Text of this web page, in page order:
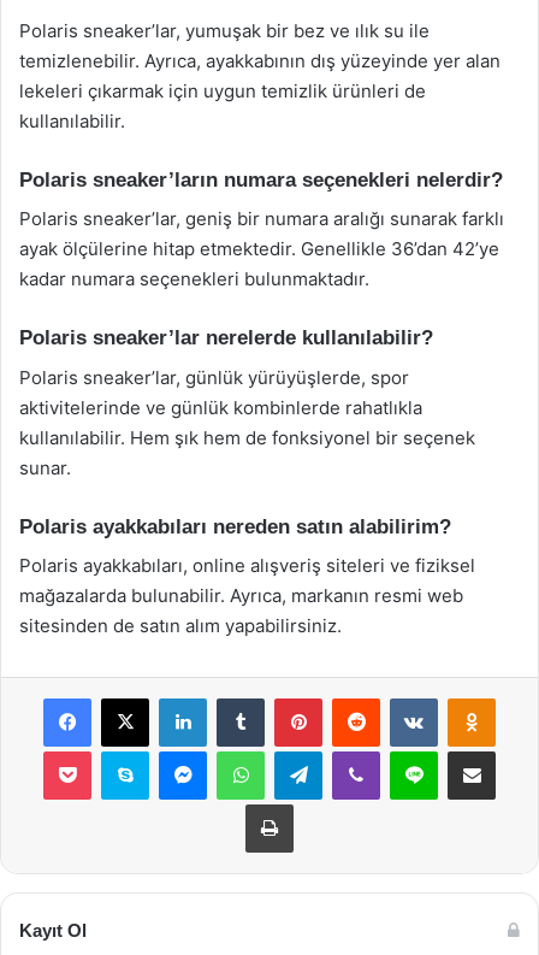
Polaris sneaker’lar, yumuşak bir bez ve ılık su ile
temizlenebilir. Ayrıca, ayakkabının dış yüzeyinde yer alan
lekeleri çıkarmak için uygun temizlik ürünleri de
kullanılabilir.
Polaris sneaker’ların numara seçenekleri nelerdir?
Polaris sneaker’lar, geniş bir numara aralığı sunarak farklı
ayak ölçülerine hitap etmektedir. Genellikle 36’dan 42’ye
kadar numara seçenekleri bulunmaktadır.
Polaris sneaker’lar nerelerde kullanılabilir?
Polaris sneaker’lar, günlük yürüyüşlerde, spor
aktivitelerinde ve günlük kombinlerde rahatlıkla
kullanılabilir. Hem şık hem de fonksiyonel bir seçenek
sunar.
Polaris ayakkabıları nereden satın alabilirim?
Polaris ayakkabıları, online alışveriş siteleri ve fiziksel
mağazalarda bulunabilir. Ayrıca, markanın resmi web
sitesinden de satın alım yapabilirsiniz.
Facebook
X LinkedInTumblr PinterestReddit VKontakte
Pocket Skype MessengerWhatsAppTelegramViber Line E-Posta ile
Yazdır
Kayıt Ol